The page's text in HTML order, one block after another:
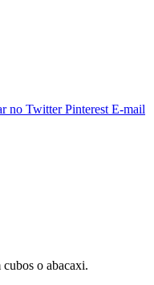
no Twitter Pinterest E-mail
cubos o abacaxi.